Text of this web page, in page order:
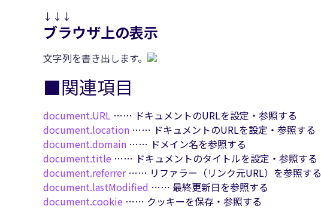
↓↓↓
ブラウザ上の表示
文字列を書き出します。
■関連項目
document.URL …… ドキュメントのURLを設定・参照する
document.location …… ドキュメントのURLを設定・参照する
document.domain …… ドメイン名を参照する
document.title …… ドキュメントのタイトルを設定・参照する
document.referrer…… リファラー（リンク元URL）を参照する
document.lastModified …… 最終更新日を参照する
document.cookie …… クッキーを保存・参照する